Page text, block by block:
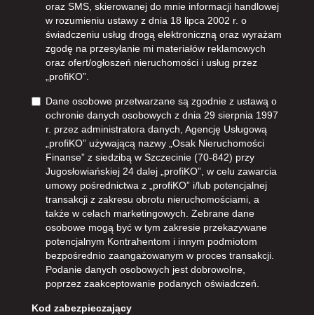
oraz SMS, skierowanej do mnie informacji handlowej
w rozumieniu ustawy z dnia 18 lipca 2002 r. o
świadczeniu usług drogą elektroniczną oraz wyrażam
zgodę na przesyłanie mi materiałów reklamowych
oraz ofert/ogłoszeń nieruchomości i usług przez
„profiKO”.
Dane osobowe przetwarzane są zgodnie z ustawą o
ochronie danych osobowych z dnia 29 sierpnia 1997
r. przez administratora danych, Agencję Usługową
„profiKO” używającą nazwy „Osak Nieruchomości
Finanse” z siedzibą w Szczecinie (70-842) przy
Jugosłowiańskiej 24 dalej „profiKO”, w celu zawarcia
umowy pośrednictwa z „profiKO” i/lub potencjalnej
transakcji z zakresu obrotu nieruchomościami, a
także w celach marketingowych. Zebrane dane
osobowe mogą być w tym zakresie przekazywane
potencjalnym Kontrahentom i innym podmiotom
bezpośrednio zaangażowanym w proces transakcji.
Podanie danych osobowych jest dobrowolne,
poprzez zaakceptowanie podanych oświadczeń.
Kod zabezpieczający